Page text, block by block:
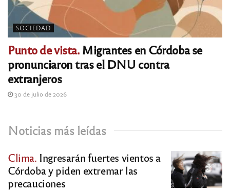
SOCIEDAD
Punto de vista.Migrantes en Córdoba se
pronunciaron tras el DNU contra
extranjeros
30 de julio de 2026
Noticias más leídas
Clima. Ingresarán fuertes vientos a
Córdoba y piden extremar las
precauciones